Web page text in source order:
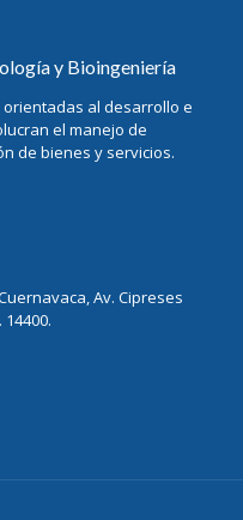
y Bioingeniería
al desarrollo e
el manejo de
de bienes y servicios.
Av. Cipreses